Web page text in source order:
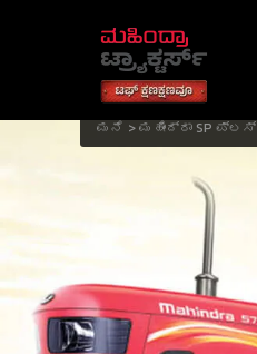
ಮನೆ ಮಹೀಂದ್ರಾ SP ಪ್ಲಸ್